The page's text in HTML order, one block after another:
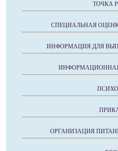
ТОЧКА
СПЕЦИАЛЬНАЯ
ИНФОРМАЦИЯ ДЛЯ
ОРГАНИЗАЦИЯ